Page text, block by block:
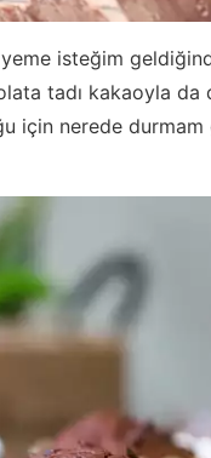
isteğim
tadı kakaoyla
için nerede